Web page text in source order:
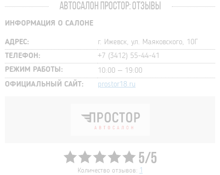
АВТОСАЛОН ПРОСТОР: ОТЗЫВЫ
ИНФОРМАЦИЯ О САЛОНЕ
АДРЕС:
г. Ижевск, ул. Маяковского, 10Г
ТЕЛЕФОН:
+7 (3412) 55-44-41
РЕЖИМ РАБОТЫ:
10:00 – 19:00
ОФИЦИАЛЬНЫЙ САЙТ:
prostor18.ru
5/5
Количество отзывов: 1